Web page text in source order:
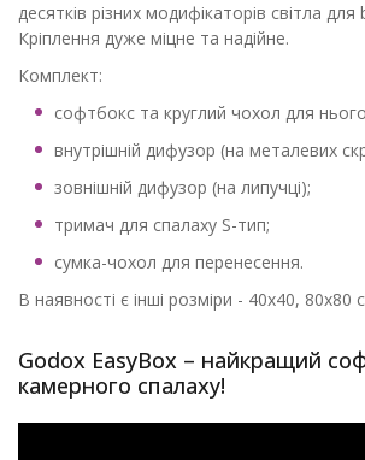
десятків різних модифікаторів світла
Кріплення дуже міцне та надійне.
Комплект:
софтбокс та круглий чохол для
внутрішній дифузор (на металевих
зовнішній дифузор (на липучці);
тримач для спалаху S-тип;
сумка-чохол для перенесення.
В наявності є інші розміри - 40x40, 80x80
Godox EasyBox – найкращий
камерного спалаху!